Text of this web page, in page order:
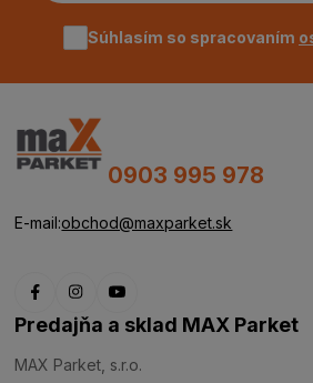
Súhlasím so spracovaním
0903 995 978
E-mail:obchod@maxparket.sk
Predajňa a sklad MAX Parket
MAX Parket, s.r.o.